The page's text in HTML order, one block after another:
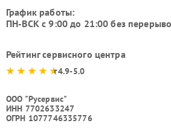
График работы:
ПН-ВСК с 9:00 до 21:00 без
Рейтинг сервисного центра
4.9-5.0
ООО "Русервис"
ИНН 7702633247
ОГРН 1077746335776